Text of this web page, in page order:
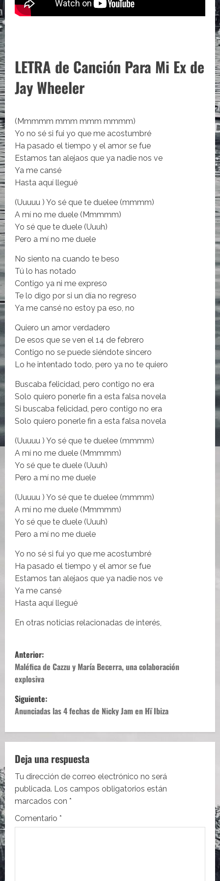
LETRA de Canción Para Mi Ex de
Jay Wheeler
(Mmmmm mmm mmm mmmm)
Yo no sé si fui yo que me acostumbré
Ha pasado el tiempo y el amor se fue
Estamos tan alejaos que ya nadie nos ve
Ya me cansé
Hasta aquí llegué
(Uuuuu ) Yo sé que te duelee (mmmm)
A mí no me duele (Mmmmm)
Yo sé que te duele (Uuuh)
Pero a mí no me duele
No siento na cuando te beso
Tú lo has notado
Contigo ya ni me expreso
Te lo digo por si un día no regreso
Ya me cansé no estoy pa eso, no
Quiero un amor verdadero
De esos que se ven el 14 de febrero
Contigo no se puede siéndote sincero
Lo he intentado todo, pero ya no te quiero
Buscaba felicidad, pero contigo no era
Solo quiero ponerle fin a esta falsa novela
Si buscaba felicidad, pero contigo no era
Solo quiero ponerle fin a esta falsa novela
(Uuuuu ) Yo sé que te duelee (mmmm)
A mí no me duele (Mmmmm)
Yo sé que te duele (Uuuh)
Pero a mí no me duele
(Uuuuu ) Yo sé que te duelee (mmmm)
A mí no me duele (Mmmmm)
Yo sé que te duele (Uuuh)
Pero a mí no me duele
Yo no sé si fui yo que me acostumbré
Ha pasado el tiempo y el amor se fue
Estamos tan alejaos que ya nadie nos ve
Ya me cansé
Hasta aquí llegué
En otras noticias relacionadas de interés,
N
a
v
e
g
a
c
i
ó
Anterior:
Maléfica de Cazzu y María Becerra, una colaboración
explosiva
Siguiente:
Anunciadas las 4 fechas de Nicky Jam en Hï Ibiza
Deja una respuesta
Tu dirección de correo electrónico no será
publicada. Los campos obligatorios están
marcados con *
Comentario *